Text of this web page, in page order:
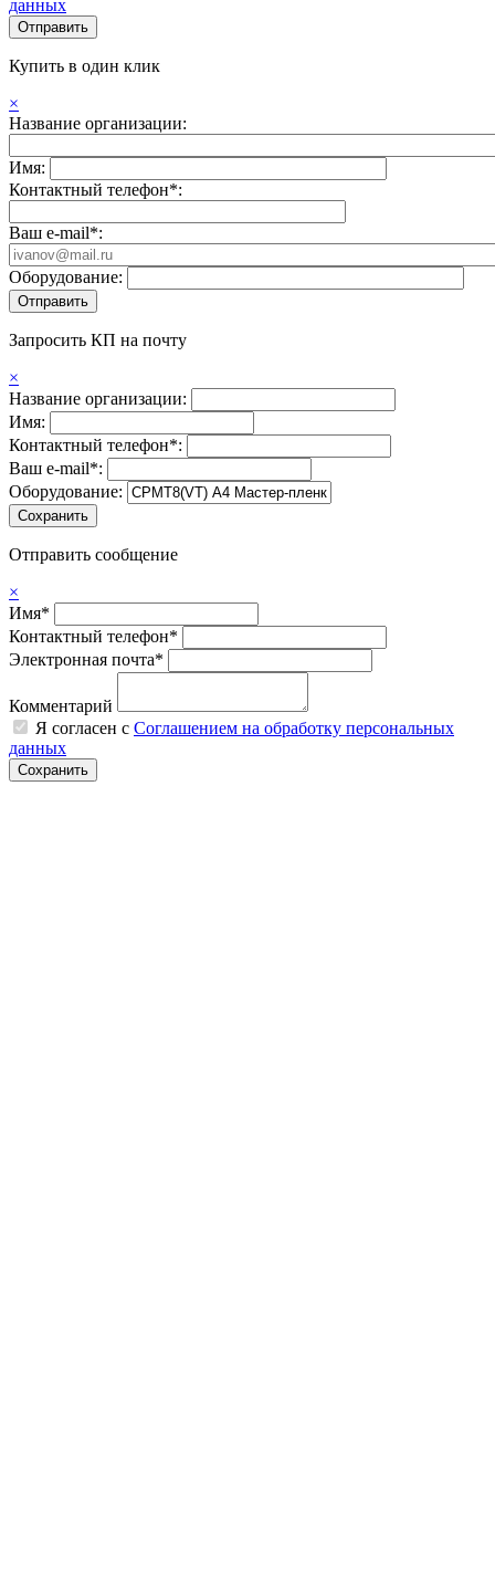
данных
Купить в один клик
×
Название организации:
Имя:
Контактный телефон*:
Ваш e-mail*:
Оборудование:
Запросить КП на почту
×
Название организации:
Имя:
Контактный телефон*:
Ваш e-mail*:
Оборудование:
Отправить сообщение
×
Имя*
Контактный телефон*
Электронная почта*
Комментарий
Я согласен с Соглашением на обработку персональных
данных